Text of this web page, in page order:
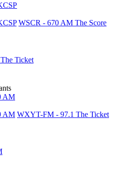
WSCR - 670 AM The Score
Ticket
AM
AM WXYT-FM - 97.1 The Ticket